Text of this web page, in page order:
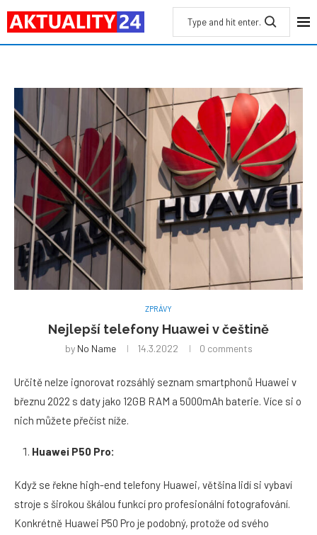
ZPRÁVY
Nejlepší telefony Huawei v češtině
by No Name 14.3.2022 0 comments
Určitě nelze ignorovat rozsáhlý seznam smartphonů Huawei v
březnu 2022 s daty jako 12GB RAM a 5000mAh baterie. Více si o
nich můžete přečíst níže.
Huawei P50 Pro:
Když se řekne high-end telefony Huawei, většina lidí si vybaví
stroje s širokou škálou funkcí pro profesionální fotografování.
Konkrétně Huawei P50 Pro je podobný, protože od svého